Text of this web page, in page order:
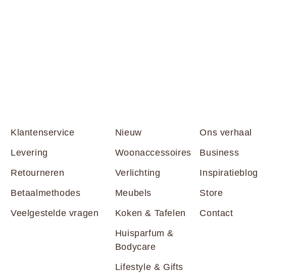
Klantenservice
Levering
Retourneren
Betaalmethodes
Veelgestelde vragen
Nieuw
Woonaccessoires
Verlichting
Meubels
Koken & Tafelen
Huisparfum &
Bodycare
Lifestyle & Gifts
Ons verhaal
Business
Inspiratieblog
Store
Contact